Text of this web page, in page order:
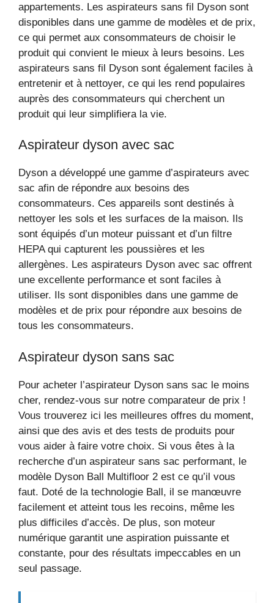
appartements. Les aspirateurs sans fil Dyson sont
disponibles dans une gamme de modèles et de prix,
ce qui permet aux consommateurs de choisir le
produit qui convient le mieux à leurs besoins. Les
aspirateurs sans fil Dyson sont également faciles à
entretenir et à nettoyer, ce qui les rend populaires
auprès des consommateurs qui cherchent un
produit qui leur simplifiera la vie.
Aspirateur dyson avec sac
Dyson a développé une gamme d’aspirateurs avec
sac afin de répondre aux besoins des
consommateurs. Ces appareils sont destinés à
nettoyer les sols et les surfaces de la maison. Ils
sont équipés d’un moteur puissant et d’un filtre
HEPA qui capturent les poussières et les
allergènes. Les aspirateurs Dyson avec sac offrent
une excellente performance et sont faciles à
utiliser. Ils sont disponibles dans une gamme de
modèles et de prix pour répondre aux besoins de
tous les consommateurs.
Aspirateur dyson sans sac
Pour acheter l’aspirateur Dyson sans sac le moins
cher, rendez-vous sur notre comparateur de prix !
Vous trouverez ici les meilleures offres du moment,
ainsi que des avis et des tests de produits pour
vous aider à faire votre choix. Si vous êtes à la
recherche d’un aspirateur sans sac performant, le
modèle Dyson Ball Multifloor 2 est ce qu’il vous
faut. Doté de la technologie Ball, il se manœuvre
facilement et atteint tous les recoins, même les
plus difficiles d’accès. De plus, son moteur
numérique garantit une aspiration puissante et
constante, pour des résultats impeccables en un
seul passage.